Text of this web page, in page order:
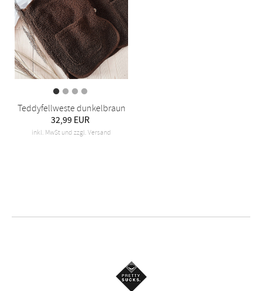
Teddyfellweste dunkelbraun
32,99 EUR
inkl. MwSt und zzgl. Versand